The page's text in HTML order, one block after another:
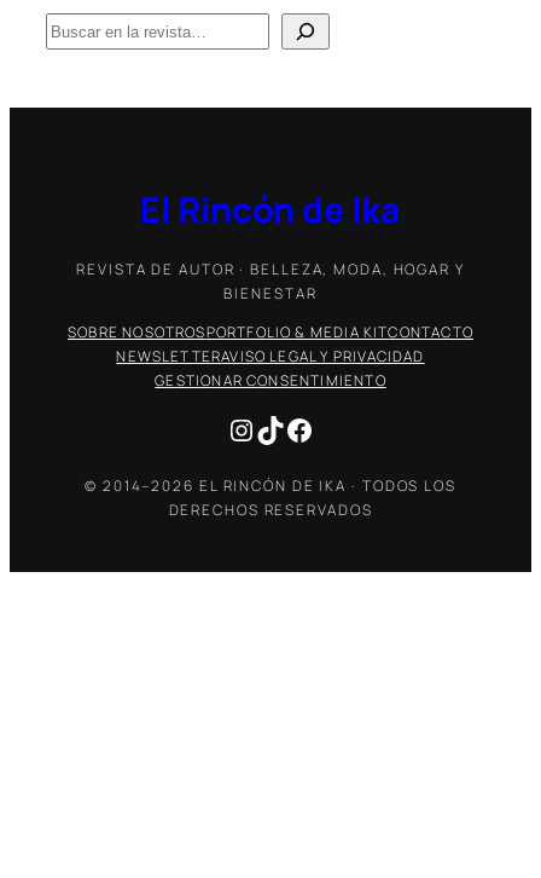
B
u
c
El Rincón de Ika
REVISTA DE AUTOR · BELLEZA, MODA, HOGAR Y
BIENESTAR
SOBRE NOSOTROSPORTFOLIO & MEDIA KITCONTACTO
NEWSLETTERAVISO LEGAL Y PRIVACIDAD
GESTIONAR CONSENTIMIENTO
Instagram
TikTokFacebook
© 2014–2026 EL RINCÓN DE IKA · TODOS LOS
DERECHOS RESERVADOS